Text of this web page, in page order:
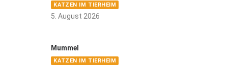
KATZEN IM TIERHEIM
5. August 2026
Mummel
KATZEN IM TIERHEIM